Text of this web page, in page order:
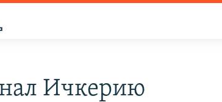
Ичкерию